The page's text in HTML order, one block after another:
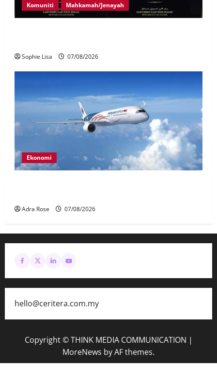
Komuniti Mahkamah/Jenayah
Sophie Lisa 07/08/2026
Ekonomi
Adra Rose 07/08/2026
hello@ceritera.com.my
Copyright © THINK MEDIA COMMUNICATION |
MoreNews by AF themes.